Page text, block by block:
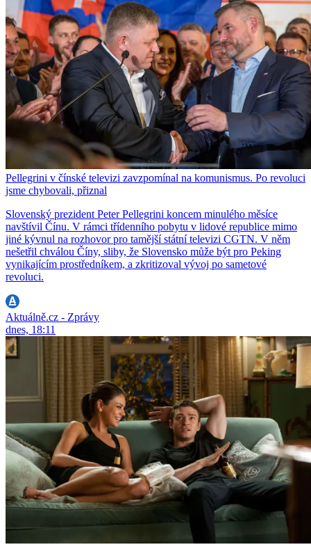
Pellegrini v čínské televizi zavzpomínal na komunismus. Po revoluci
jsme chybovali, přiznal
Slovenský prezident Peter Pellegrini koncem minulého měsíce
navštívil Čínu. V rámci třídenního pobytu v lidové republice mimo
jiné kývnul na rozhovor pro tamější státní televizi CGTN. V něm
nešetřil chválou Číny, sliby, že Slovensko může být pro Peking
vynikajícím prostředníkem, a zkritizoval vývoj po sametové
revoluci.
Aktuálně.cz - Zprávy
dnes, 18:11